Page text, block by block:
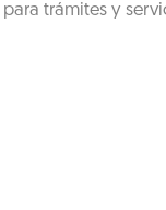
trámites y